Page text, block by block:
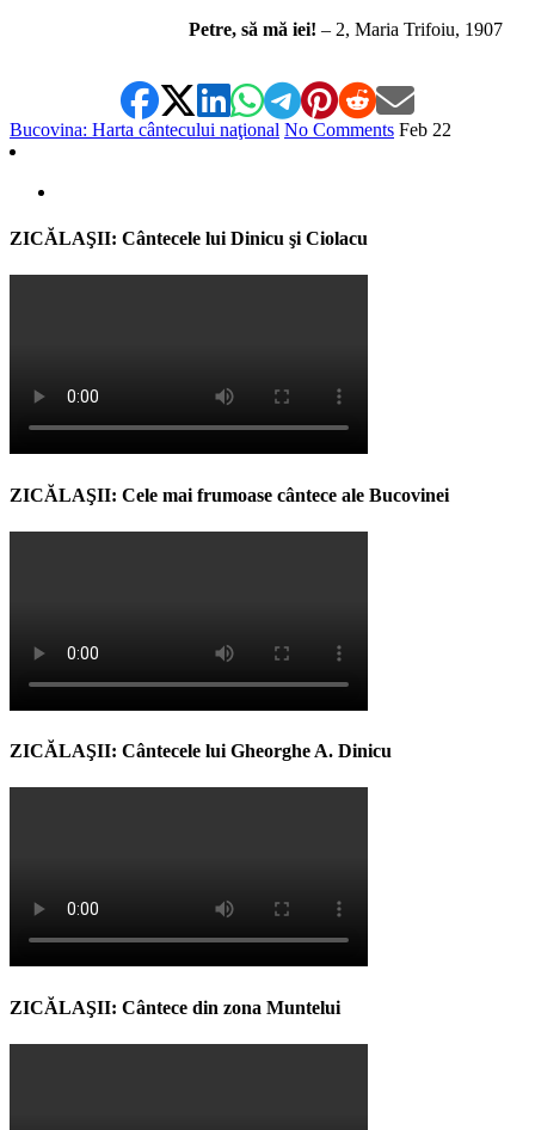
Petre, să mă iei! – 2, Maria Trifoiu, 1907
Bucovina: Harta cântecului naţional No Comments Feb 22
ZICĂLAŞII: Cântecele lui Dinicu şi Ciolacu
ZICĂLAŞII: Cele mai frumoase cântece ale Bucovinei
ZICĂLAŞII: Cântecele lui Gheorghe A. Dinicu
ZICĂLAŞII: Cântece din zona Muntelui